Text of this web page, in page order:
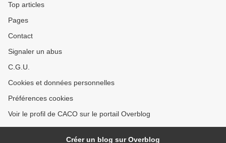
Top articles
Pages
Contact
Signaler un abus
C.G.U.
Cookies et données personnelles
Préférences cookies
Voir le profil de CACO sur le portail Overblog
Créer un blog sur Overblog